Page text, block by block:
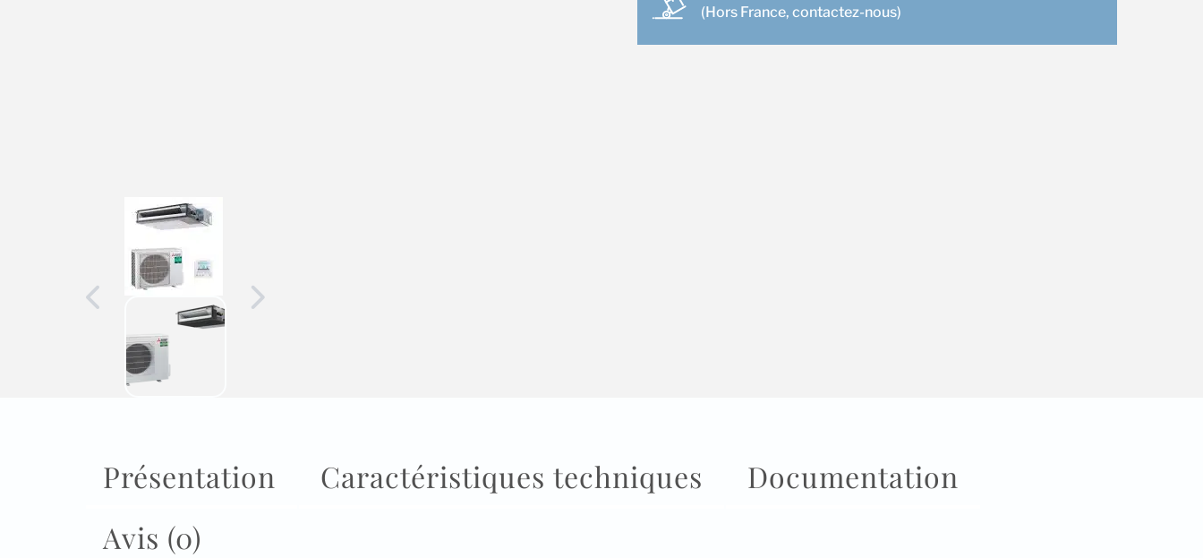
(Hors France, contactez-nous)
Présentation Caractéristiques techniques
Documentation
Avis (0)